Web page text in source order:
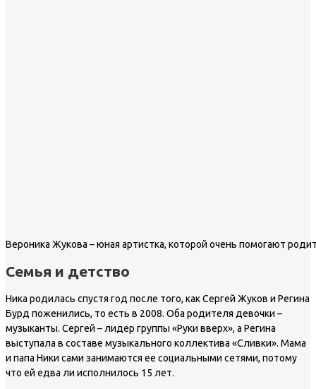
Вероника Жукова – юная артистка, которой очень помогают
Семья и детство
Ника родилась спустя год после того, как Сергей Жуков и Регина
Бурд поженились, то есть в 2008. Оба родителя девочки –
музыканты. Сергей – лидер группы «Руки вверх», а Регина
выступала в составе музыкального коллектива «Сливки». Мама
и папа Ники сами занимаются ее социальными сетями, потому
что ей едва ли исполнилось 15 лет.